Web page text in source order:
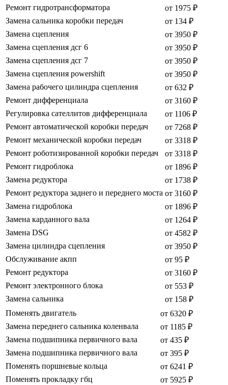
Ремонт гидротрансформатора
от 1975 ₽
Замена сальника коробки передач
от 134 ₽
Замена сцепления
от 3950 ₽
Замена сцепления дсг 6
от 3950 ₽
Замена сцепления дсг 7
от 3950 ₽
Замена сцепления powershift
от 3950 ₽
Замена рабочего цилиндра сцепления
от 632 ₽
Ремонт дифференциала
от 3160 ₽
Регулировка сателлитов дифференциала
от 1106 ₽
Ремонт автоматической коробки передач
от 7268 ₽
Ремонт механической коробки передач
от 3318 ₽
Ремонт роботизированной коробки передач
от 3318 ₽
Ремонт гидроблока
от 1896 ₽
Замена редуктора
от 1738 ₽
Ремонт редуктора заднего и переднего моста от 3160 ₽
Замена гидроблока
от 1896 ₽
Замена карданного вала
от 1264 ₽
Замена DSG
от 4582 ₽
Замена цилиндра сцепления
от 3950 ₽
Обслуживание акпп
от 95 ₽
Ремонт редуктора
от 3160 ₽
Ремонт электронного блока
от 553 ₽
Замена сальника
от 158 ₽
Поменять двигатель
от 6320 ₽
Замена переднего сальника коленвала
от 1185 ₽
Замена подшипника первичного вала
от 435 ₽
Замена подшипника первичного вала
от 395 ₽
Поменять поршневые кольца
от 6241 ₽
Поменять прокладку гбц
от 5925 ₽